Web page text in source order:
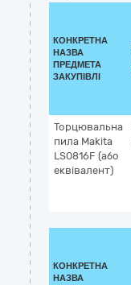
КОНКРЕТНА
НАЗВА
ПРЕДМЕТА
ЗАКУПІВЛІ
Торцювальна
пила Makita
LS0816F (або
еквівалент)
КОНКРЕТНА
НАЗВА